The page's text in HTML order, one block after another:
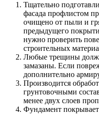
Тщательно
фасада профлистом
очищено от пыли и
предыдущего
нужно проверить
строительных
Любые трещины
замазаны. Если
дополнительно
Производится
грунтовочными
менее двух слоев
Фундамент